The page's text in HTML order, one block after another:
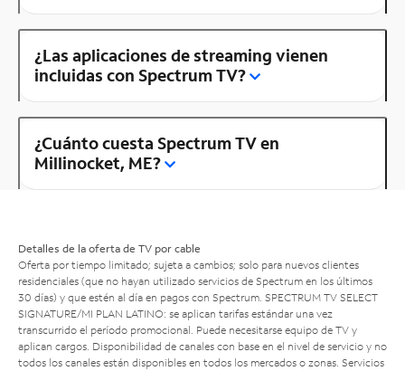
¿Las aplicaciones de streaming vienen
incluidas con Spectrum TV?
¿Cuánto cuesta Spectrum TV en
Millinocket, ME?
Detalles de la oferta de TV por cable
Oferta por tiempo limitado; sujeta a cambios; solo para nuevos clientes
residenciales (que no hayan utilizado servicios de Spectrum en los últimos
30 días) y que estén al día en pagos con Spectrum. SPECTRUM TV SELECT
SIGNATURE/MI PLAN LATINO: se aplican tarifas estándar una vez
transcurrido el período promocional. Puede necesitarse equipo de TV y
aplican cargos. Disponibilidad de canales con base en el nivel de servicio y no
todos los canales están disponibles en todos los mercados o zonas. Servicios